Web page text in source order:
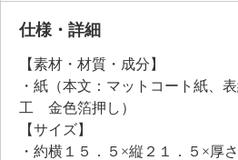
仕様・詳細
【素材・材質・成分】
・紙（本文：マットコート紙、
工 金色箔押し）
【サイズ】
・約横１５．５×縦２１．５×厚